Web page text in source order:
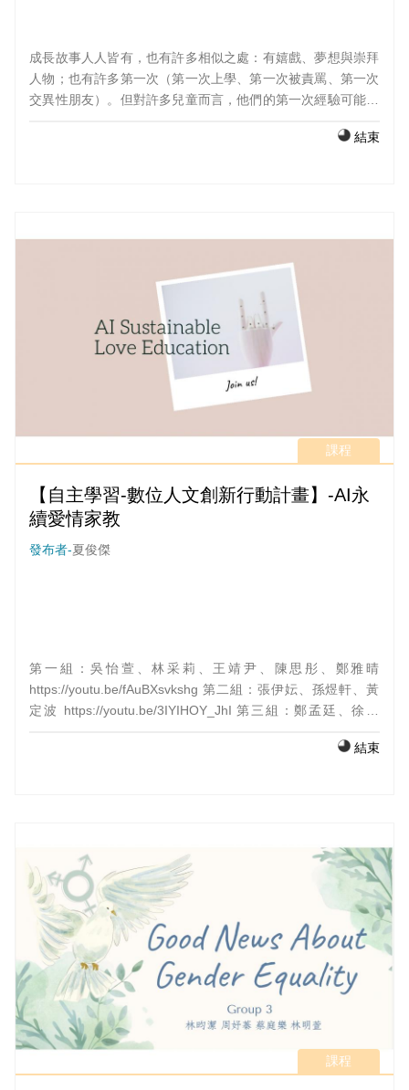
成長故事人人皆有，也有許多相似之處：有嬉戲、夢想與崇拜
人物；也有許多第一次（第一次上學、第一次被責罵、第一次
交異性朋友）。但對許多兒童而言，他們的第一次經驗可能是
殖民文學往往生動又深入地呈現這些處於不同文化與社會中兒
結束
課程
【自主學習-數位人文創新行動計畫】-AI永
續愛情家教
發布者-夏俊傑
第一組：吳怡萱、林采莉、王靖尹、陳思彤、鄭雅晴
https://youtu.be/fAuBXsvkshg 第二組：張伊妘、孫煜軒、黃
定波 https://youtu.be/3IYIHOY_JhI 第三組：鄭孟廷、徐軾
組：陳冠廷、邱詠恩、許嘉玲、廖堅富
結束
課程